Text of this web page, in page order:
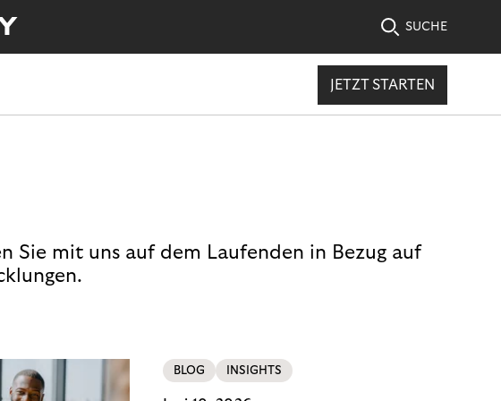
SUCHE
JETZT STARTEN
Sie mit uns auf dem Laufenden in Bezug auf
BLOG INSIGHTS